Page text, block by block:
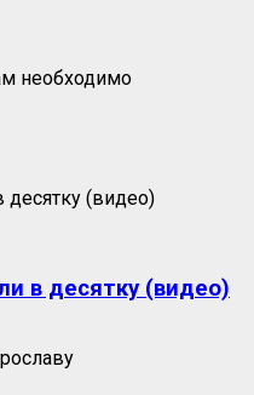
необходимо
в десятку (видео)